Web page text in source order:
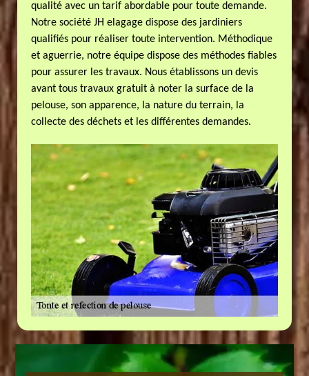
qualité avec un tarif abordable pour toute demande.
Notre société JH elagage dispose des jardiniers
qualifiés pour réaliser toute intervention. Méthodique
et aguerrie, notre équipe dispose des méthodes fiables
pour assurer les travaux. Nous établissons un devis
avant tous travaux gratuit à noter la surface de la
pelouse, son apparence, la nature du terrain, la
collecte des déchets et les différentes demandes.